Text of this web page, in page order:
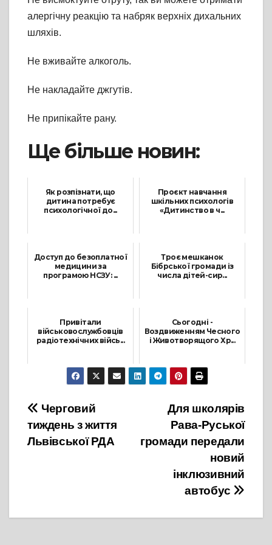
алергічну реакцію та набряк верхніх дихальних
шляхів.
Не вживайте алкоголь.
Не накладайте джгутів.
Не припікайте рану.
Ще більше новин:
Як розпізнати, що
дитина потребує
психологічної до...
Проєкт навчання
шкільних психологів
«Дитинство в ч...
Доступ до безоплатної
медицини за
програмою НСЗУ: ...
Троє мешканок
Бібрської громади із
числа дітей-сир...
Привітали
військовослужбовців
радіотехнічних війсь...
1 Грудня, 2021
Сьогодні -
Воздвиженням Чесного
і Животворящого Хр...
14 Вересня, 2024
Навігація
записів
Для школярів
Рава-Руської
громади передали
новий
інклюзивний
автобус
Черговий
тиждень з життя
Львівської РДА